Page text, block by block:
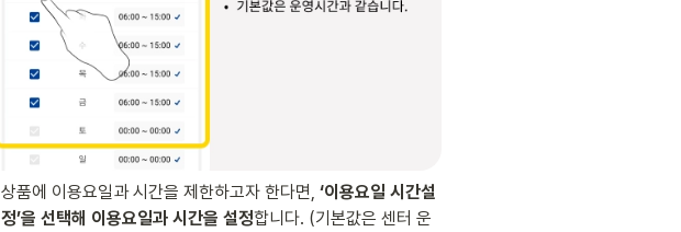
상품에 이용요일과 시간을 제한하고자 한다면, ‘이용요일 시간설
정’을 선택해 이용요일과 시간을 설정합니다. (기본값은 센터 운